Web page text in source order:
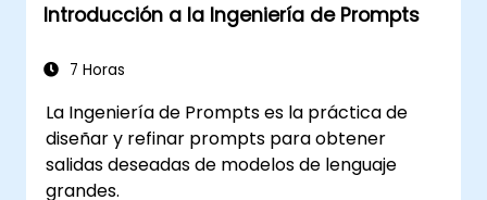
Introducción a la Ingeniería de Prompts
7 Horas
La Ingeniería de Prompts es la práctica de
diseñar y refinar prompts para obtener
salidas deseadas de modelos de lenguaje
grandes.